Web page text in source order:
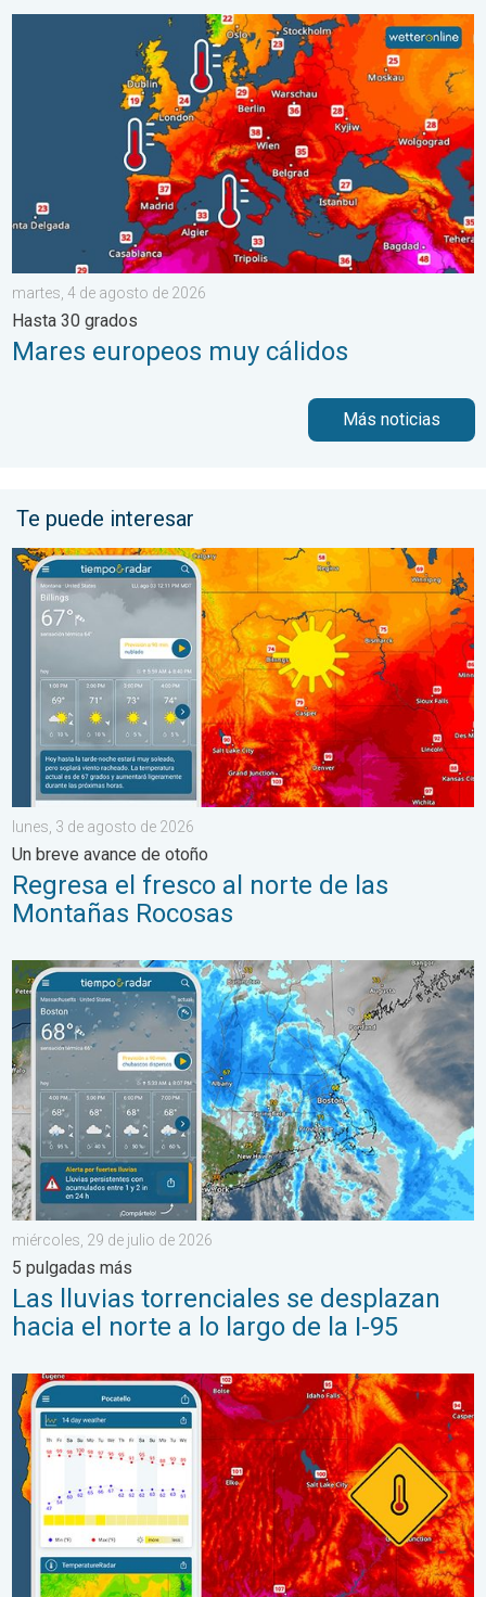
Mares europeos muy cálidos. Hasta 30 grados. . . martes, 4
martes, 4 de agosto de 2026
Hasta 30 grados
Mares europeos muy cálidos
Más noticias
Te puede interesar
Regresa el fresco al norte de las Montañas Rocosas. Un
lunes, 3 de agosto de 2026
Un breve avance de otoño
Regresa el fresco al norte de las
Montañas Rocosas
Las lluvias torrenciales se desplazan hacia el norte a lo
miércoles, 29 de julio de 2026
5 pulgadas más
Las lluvias torrenciales se desplazan
hacia el norte a lo largo de la I-95
Salto de 50 grados Fahrenheit. Extremos en el Noroeste. . .